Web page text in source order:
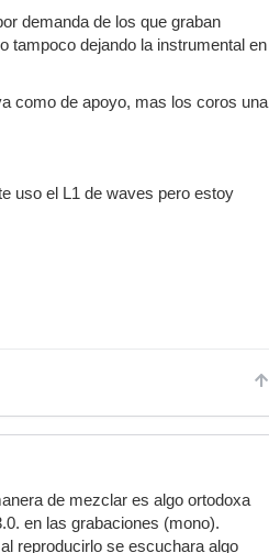
demanda de los que graban
tampoco dejando la instrumental en
como de apoyo, mas los coros una
uso el L1 de waves pero estoy
de mezclar es algo ortodoxa
en las grabaciones (mono).
reproducirlo se escuchara algo